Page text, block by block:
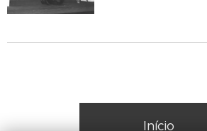
Início